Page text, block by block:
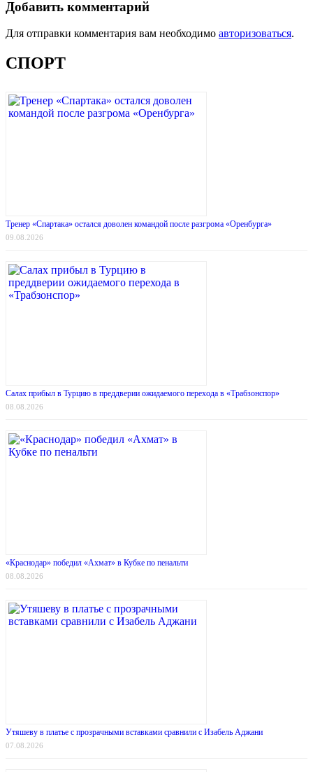
Добавить комментарий
Для отправки комментария вам необходимо авторизоваться.
СПОРТ
Тренер «Спартака» остался доволен командой после разгрома «Оренбурга»
09.08.2026
Салах прибыл в Турцию в преддверии ожидаемого перехода в «Трабзонспор»
08.08.2026
«Краснодар» победил «Ахмат» в Кубке по пенальти
08.08.2026
Утяшеву в платье с прозрачными вставками сравнили с Изабель Аджани
07.08.2026